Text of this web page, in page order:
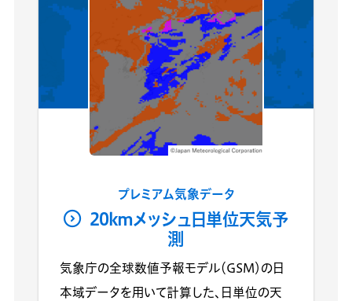
プレミアム気象データ
20kmメッシュ日単位天気予
測
気象庁の全球数値予報モデル（GSM）の日
本域データを用いて計算した、日単位の天